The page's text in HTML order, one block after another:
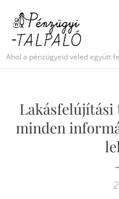
Ahol a pénzügyeid veled együtt
Lakásfelújítási
minden